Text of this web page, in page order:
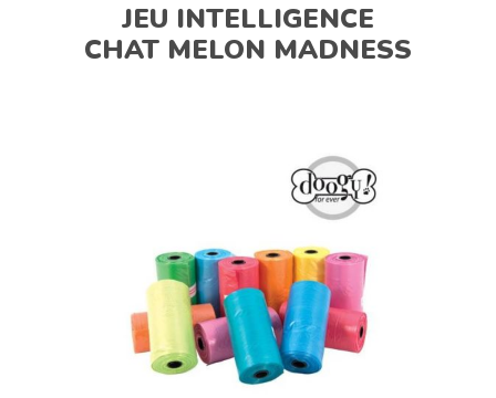
JEU INTELLIGENCE
CHAT MELON MADNESS